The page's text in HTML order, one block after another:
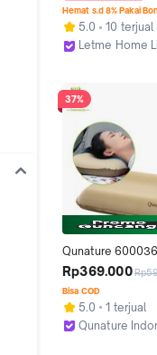
Portable Bentuk
Bantalan Busa
Dilapisi Katun
Nyaman Dan Anti
Hemat s.d 8% Pakai
5.0
10 terjual
Letme Home
37%
Qunature
Tidur Tenda
Tent Inflatable
Rp369.000
Bisa COD
5.0
1 terjual
Qunature